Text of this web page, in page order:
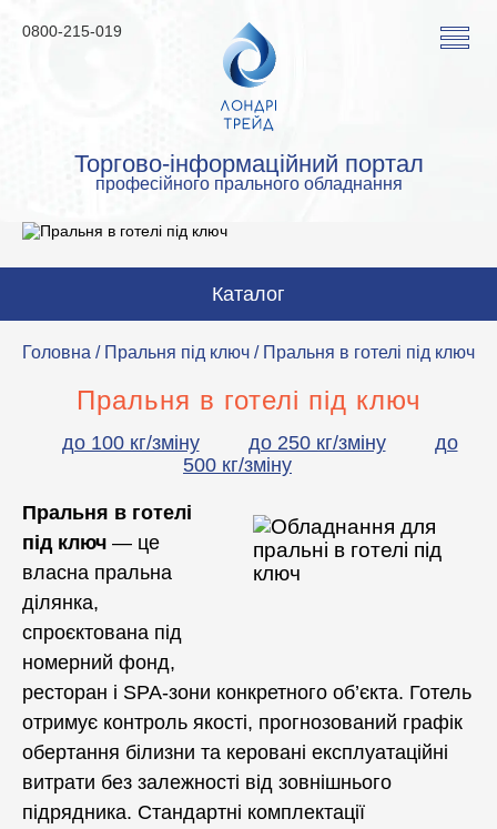
Торгово-інформаційний портал
професійного прального обладнання
0800-215-019
Каталог
Пральні машини
Прасувальне обладнання
Аквачистка та хімчистка
Допоміжне обладнання
Професійна хімія
Головна / Пральня під ключ / Пральня в готелі під ключ
Пральня в готелі під ключ
до 100 кг/зміну до 250 кг/зміну
до
500 кг/зміну
Пральня в готелі
під ключ — це
власна пральна
ділянка,
спроєктована під
номерний фонд,
ресторан і SPA-зони конкретного об’єкта. Готель
отримує контроль якості, прогнозований графік
обертання білизни та керовані експлуатаційні
витрати без залежності від зовнішнього
підрядника. Стандартні комплектації